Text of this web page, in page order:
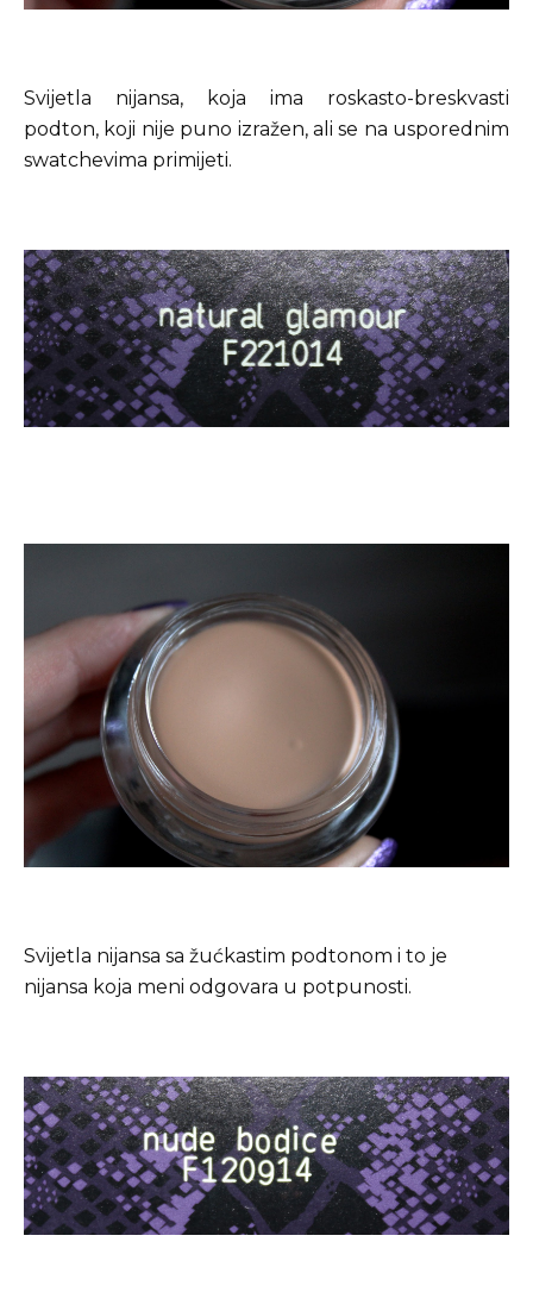
Svijetla nijansa, koja ima roskasto-breskvasti
podton, koji nije puno izražen, ali se na usporednim
swatchevima primijeti.
Svijetla nijansa sa žućkastim podtonom i to je
nijansa koja meni odgovara u potpunosti.